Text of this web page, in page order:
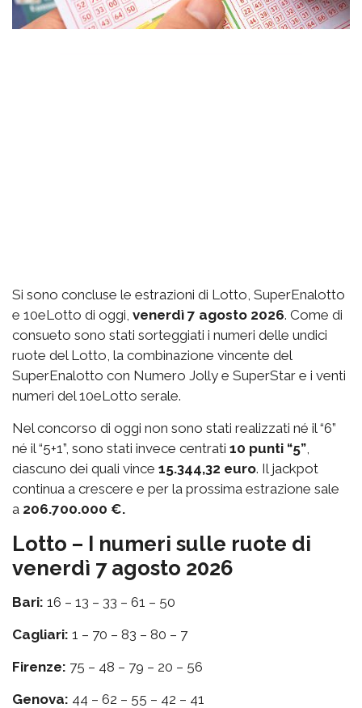
Si sono concluse le estrazioni di Lotto, SuperEnalotto
e 10eLotto di oggi, venerdì 7 agosto 2026. Come di
consueto sono stati sorteggiati i numeri delle undici
ruote del Lotto, la combinazione vincente del
SuperEnalotto con Numero Jolly e SuperStar e i venti
numeri del 10eLotto serale.
Nel concorso di oggi non sono stati realizzati né il “6”
né il “5+1”, sono stati invece centrati 10 punti “5”
ciascuno dei quali vince 15.344,32 euro. Il jackpot
continua a crescere e per la prossima estrazione sale
a 206.700.000 €.
Lotto – I numeri sulle ruote di
venerdì 7 agosto 2026
Bari: 16 – 13 – 33 – 61 – 50
Cagliari: 1 – 70 – 83 – 80 – 7
Firenze: 75 – 48 – 79 – 20 – 56
Genova: 44 – 62 – 55 – 42 – 41